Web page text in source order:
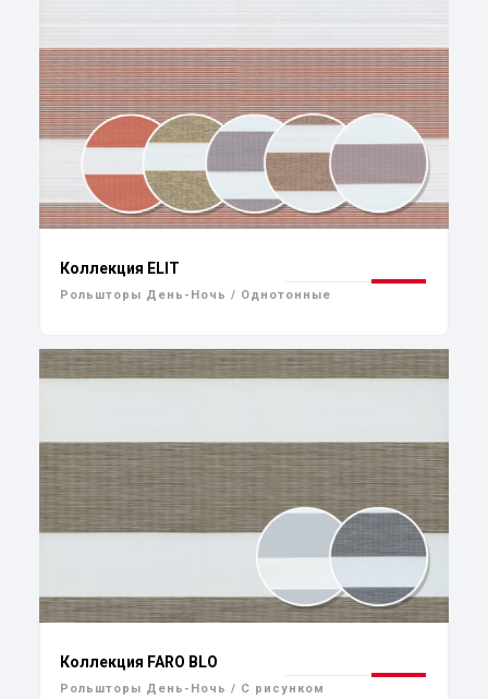
Коллекция ELIT
Рольшторы День-Ночь / Однотонные
Коллекция FARO BLO
Рольшторы День-Ночь / С рисунком